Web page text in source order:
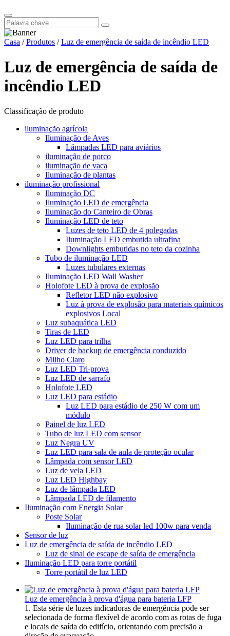
Casa /Produtos /Luz de emergência de saída de incêndio LED
Luz de emergência de saída de
incêndio LED
Classificação de produto
iluminação agrícola
Iluminação de Aves
Lâmpadas LED para aviários
iluminação de porco
iluminação de vaca
Iluminação de plantas
iluminação profissional
Iluminação DC
Iluminação LED de emergência
Iluminação do Canteiro de Obras
Iluminação LED de teto
Luzes de teto LED de 4 polegadas
Iluminação LED embutida ultrafina
Downlights embutidas no teto da cozinha
Tubo de iluminação LED
Luzes tubulares externas
Iluminação LED Wall Washer
Holofote LED à prova de explosão
Refletor LED não explosivo
Luz à prova de explosão para materiais químicos
explosivos Local
Luz subaquática LED
Tiras de LED
Luz LED para trilha
Driver de backup de emergência conduzido
Milho Claro
Luz LED Tri-prova
Luz LED de sarrafo
Holofote LED
Luz LED para estádio
Luz LED para estádio de 250 W com um
módulo
Painel de luz LED
Tubo de luz LED com sensor
Luz Negra UV
Luz LED para sala de aula de proteção ocular
Lâmpada com sensor LED
Luz de vela LED
Luz LED Highbay
Luz de lâmpada LED
Lâmpada LED de filamento
Iluminação com Energia Solar
Poste Solar
Iluminação de rua solar led 100w para venda
Sensor de luz
Luz de emergência de saída de incêndio LED
Luz de sinal de escape de saída de emergência
Iluminação LED para torre portátil
Torre portátil de luz LED
Luz de emergência à prova d'água para bateria LFP
1. Esta série de luzes indicadoras de emergência pode ser
selecionada de forma flexível de acordo com as rotas de fuga
e locais de saída do edifício, orientando com precisão a